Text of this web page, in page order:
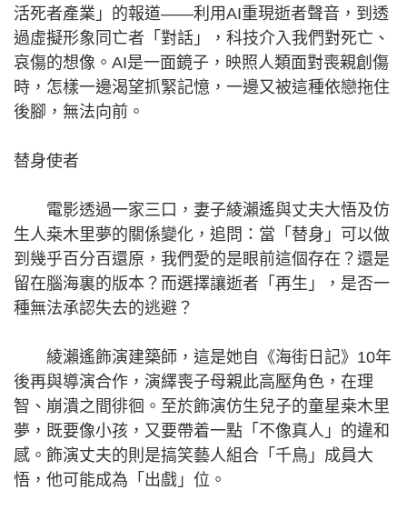
活死者產業」的報道——利用AI重現逝者聲音，到透
過虛擬形象同亡者「對話」，科技介入我們對死亡、
哀傷的想像。AI是一面鏡子，映照人類面對喪親創傷
時，怎樣一邊渴望抓緊記憶，一邊又被這種依戀拖住
後腳，無法向前。
替身使者
電影透過一家三口，妻子綾瀨遙與丈夫大悟及仿
生人桒木里夢的關係變化，追問：當「替身」可以做
到幾乎百分百還原，我們愛的是眼前這個存在？還是
留在腦海裏的版本？而選擇讓逝者「再生」，是否一
種無法承認失去的逃避？
綾瀨遙飾演建築師，這是她自《海街日記》10年
後再與導演合作，演繹喪子母親此高壓角色，在理
智、崩潰之間徘徊。至於飾演仿生兒子的童星桒木里
夢，既要像小孩，又要帶着一點「不像真人」的違和
感。飾演丈夫的則是搞笑藝人組合「千鳥」成員大
悟，他可能成為「出戲」位。